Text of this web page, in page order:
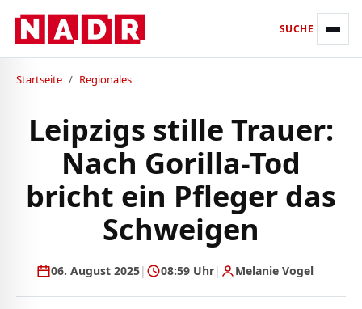
SUCHE
Startseite / Regionales
Leipzigs stille Trauer:
Nach Gorilla-Tod
bricht ein Pfleger das
Schweigen
06. August 2025| 08:59 Uhr| Melanie Vogel